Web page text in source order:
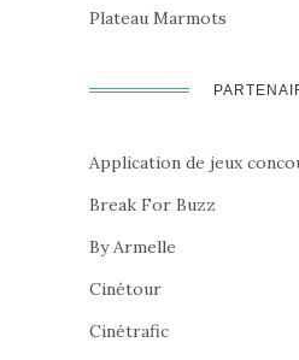
Plateau Marmots
Application de jeux
Break For Buzz
By Armelle
Cinétour
Cinétrafic